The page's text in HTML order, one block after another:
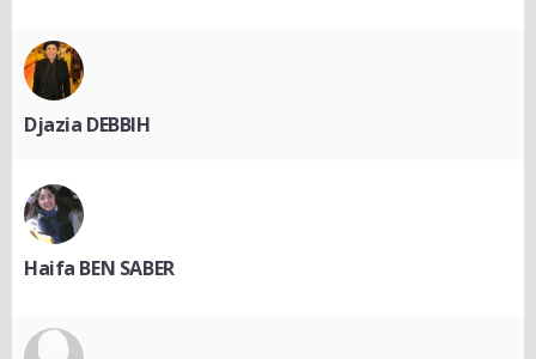
Djazia DEBBIH
Haifa BEN SABER